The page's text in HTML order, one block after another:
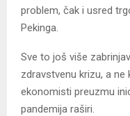
problem, čak i usred
Pekinga.
Sve to još više
zdravstvenu krizu, a
ekonomisti preuzmu
pandemija raširi.